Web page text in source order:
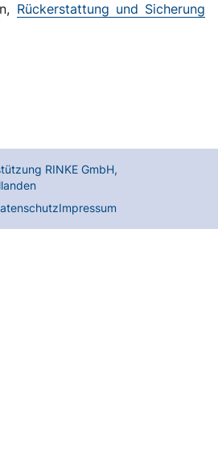
Rückerstattung und Sicherung
RINKE GmbH,
Impressum